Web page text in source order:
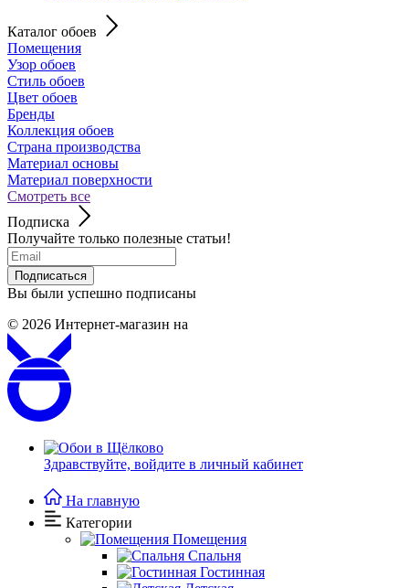
Каталог обоев
Помещения
Узор обоев
Стиль обоев
Цвет обоев
Бренды
Коллекция обоев
Страна производства
Материал основы
Материал поверхности
Смотреть все
Подписка
Получайте только полезные статьи!
Подписаться
Вы были успешно подписаны
© 2026 Интернет-магазин на
Здравствуйте, войдите в личный кабинет
На главную
Категории
Помещения
Спальня
Гостинная